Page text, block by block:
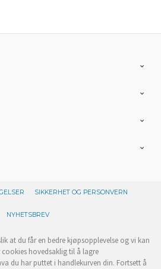
SIKKERHET OG PERSONVERN
NYHETSBREV
at du får en bedre kjøpsopplevelse og vi kan
cookies hovedsaklig til å lagre
du har puttet i handlekurven din. Fortsett å